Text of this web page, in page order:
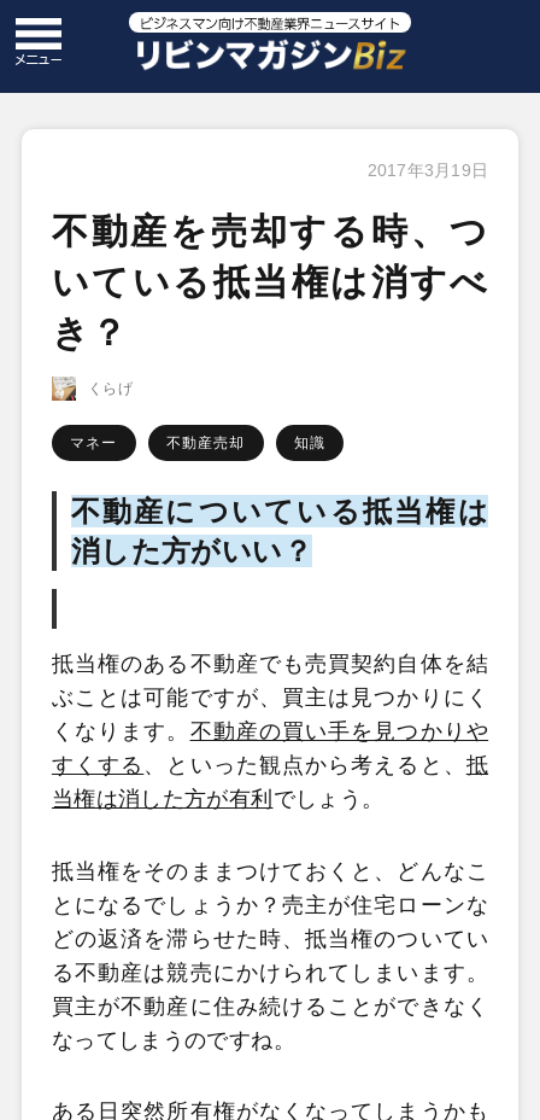
2017年3月19日
不動産を売却する時、つ
いている抵当権は消すべ
き？
くらげ
マネー 不動産売却 知識
不動産についている抵当権は
消した方がいい？
抵当権のある不動産でも売買契約自体を結
ぶことは可能ですが、買主は見つかりにく
くなります。 不動産の買い手を見つかりや
すくする 、といった観点から考えると、 抵
当権は消した方が有利 でしょう。
抵当権をそのままつけておくと、どんなこ
とになるでしょうか？売主が住宅ローンな
どの返済を滞らせた時、抵当権のついてい
る不動産は競売にかけられてしまいます。
買主が不動産に住み続けることができなく
なってしまうのですね。
ある日突然所有権がなくなってしまうかも